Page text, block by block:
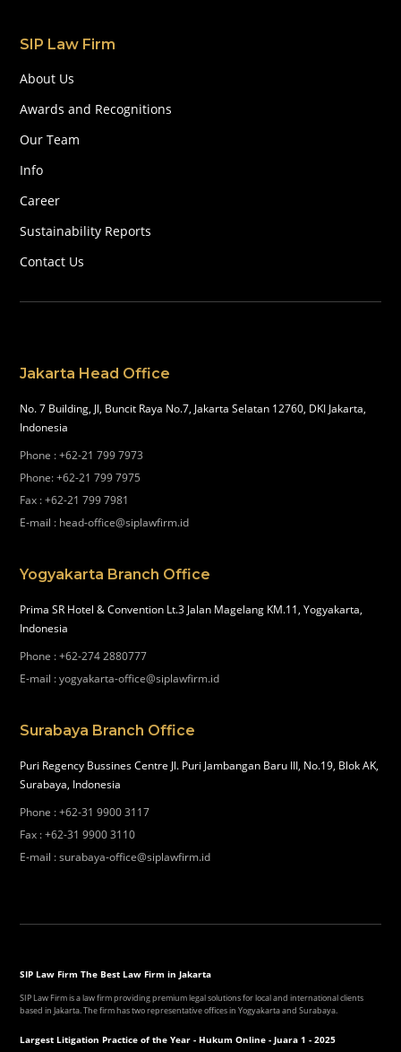
SIP Law Firm
About Us
Awards and Recognitions
Our Team
Info
Career
Sustainability Reports
Contact Us
Jakarta Head Office
No. 7 Building, Jl, Buncit Raya No.7, Jakarta Selatan 12760, DKI Jakarta,
Indonesia
Phone :+62-21 799 7973
Phone:+62-21 799 7975
Fax :+62-21 799 7981
E-mail : head-office@siplawfirm.id
Yogyakarta Branch Office
Prima SR Hotel & Convention Lt.3 Jalan Magelang KM.11, Yogyakarta,
Indonesia
Phone :+62-274 2880777
E-mail :yogyakarta-office@siplawfirm.id
Surabaya Branch Office
Puri Regency Bussines Centre Jl. Puri Jambangan Baru III, No.19, Blok AK,
Surabaya, Indonesia
Phone :+62-31 9900 3117
Fax :+62-31 9900 3110
E-mail :surabaya-office@siplawfirm.id
SIP Law Firm The Best Law Firm in Jakarta
SIP Law Firm is a law firm providing premium legal solutions for local and international clients
based in Jakarta. The firm has two representative offices in Yogyakarta and Surabaya.
Largest Litigation Practice of the Year - Hukum Online - Juara 1 - 2025